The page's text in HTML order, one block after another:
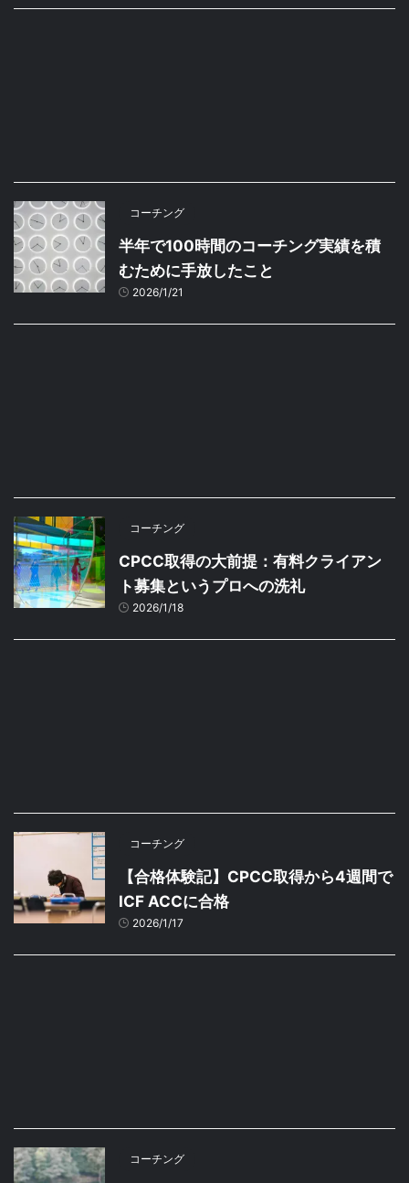
コーチング
半年で100時間のコーチング実績を積
むために手放したこと
2026/1/21
コーチング
CPCC取得の大前提：有料クライアン
ト募集というプロへの洗礼
2026/1/18
コーチング
【合格体験記】CPCC取得から4週間で
ICF ACCに合格
2026/1/17
コーチング